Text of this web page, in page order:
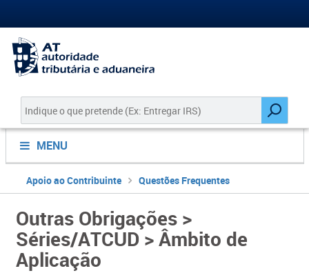
MENU
Apoio ao Contribuinte Questões Frequentes
Outras Obrigações >
Séries/ATCUD > Âmbito de
Aplicação